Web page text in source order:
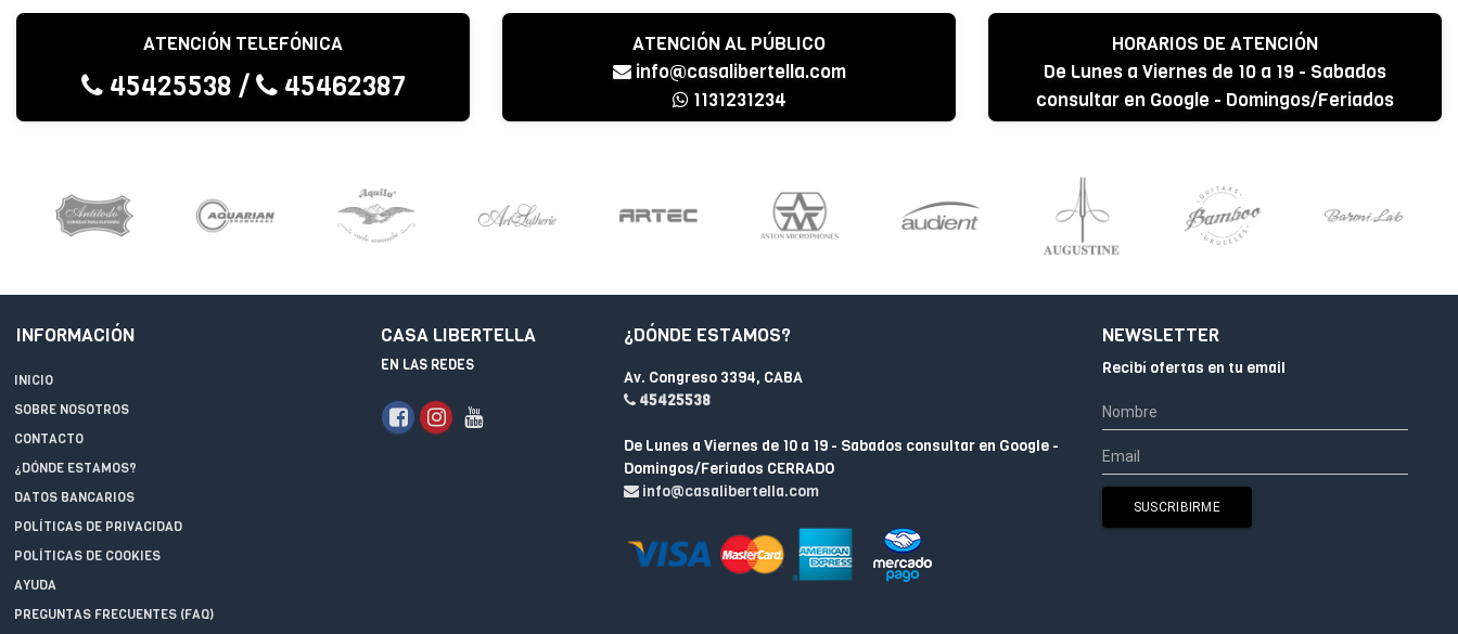
ATENCIÓN TELEFÓNICA
45425538 / 45462387
ATENCIÓN AL PÚBLICO
info@casalibertella.com
1131231234
HORARIOS DE ATENCIÓN
De Lunes a Viernes de 10 a 19 - Sabados
consultar en Google - Domingos/Feriados
CERRADO
INFORMACIÓN
INICIO
SOBRE NOSOTROS
CONTACTO
¿DÓNDE ESTAMOS?
DATOS BANCARIOS
POLÍTICAS DE PRIVACIDAD
POLÍTICAS DE COOKIES
AYUDA
PREGUNTAS FRECUENTES (FAQ)
CASA LIBERTELLA
EN LAS REDES
¿DÓNDE ESTAMOS?
Av. Congreso 3394, CABA
45425538
De Lunes a Viernes de 10 a 19 - Sabados consultar en Google -
Domingos/Feriados CERRADO
info@casalibertella.com
NEWSLETTER
Recibí ofertas en tu email